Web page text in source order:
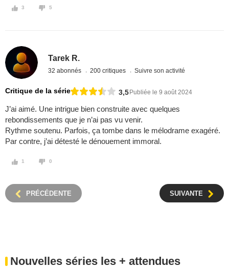
3 5
Tarek R.
32 abonnés 200 critiques Suivre son activité
Critique de la série 3,5 Publiée le 9 août 2024
J’ai aimé. Une intrigue bien construite avec quelques
rebondissements que je n’ai pas vu venir.
Rythme soutenu. Parfois, ça tombe dans le mélodrame exagéré.
Par contre, j’ai détesté le dénouement immoral.
1 0
PRÉCÉDENTE SUIVANTE
Nouvelles séries les + attendues